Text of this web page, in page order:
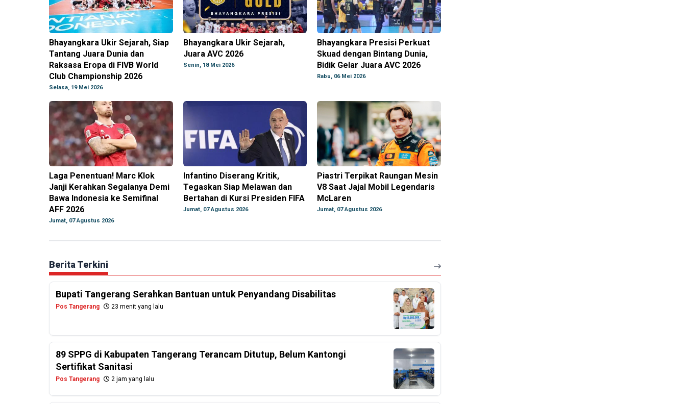
Bhayangkara Ukir Sejarah, Siap
Tantang Juara Dunia dan
Raksasa Eropa di FIVB World
Club Championship 2026
Selasa, 19 Mei 2026
Bhayangkara Ukir Sejarah,
Juara AVC 2026
Senin, 18 Mei 2026
Bhayangkara Presisi Perkuat
Skuad dengan Bintang Dunia,
Bidik Gelar Juara AVC 2026
Rabu, 06 Mei 2026
Laga Penentuan! Marc Klok
Janji Kerahkan Segalanya Demi
Bawa Indonesia ke Semifinal
AFF 2026
Jumat, 07 Agustus 2026
Infantino Diserang Kritik,
Tegaskan Siap Melawan dan
Bertahan di Kursi Presiden FIFA
Jumat, 07 Agustus 2026
Piastri Terpikat Raungan Mesin
V8 Saat Jajal Mobil Legendaris
McLaren
Jumat, 07 Agustus 2026
Berita Terkini
Bupati Tangerang Serahkan Bantuan untuk Penyandang Disabilitas
Pos Tangerang 23 menit yang lalu
89 SPPG di Kabupaten Tangerang Terancam Ditutup, Belum Kantongi
Sertifikat Sanitasi
Pos Tangerang 2 jam yang lalu